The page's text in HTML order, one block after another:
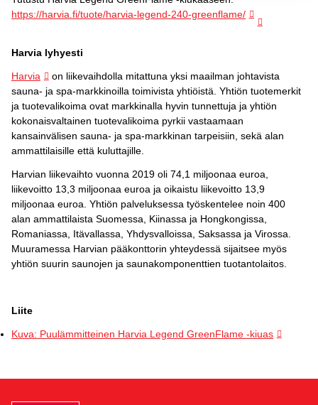
https://harvia.fi/tuote/harvia-legend-240-greenflame/
Harvia lyhyesti
Harvia
on liikevaihdolla mitattuna yksi maailman johtavista
sauna- ja spa-markkinoilla toimivista yhtiöistä. Yhtiön tuotemerkit
ja tuotevalikoima ovat markkinalla hyvin tunnettuja ja yhtiön
kokonaisvaltainen tuotevalikoima pyrkii vastaamaan
kansainvälisen sauna- ja spa-markkinan tarpeisiin, sekä alan
ammattilaisille että kuluttajille.
Harvian liikevaihto vuonna 2019 oli 74,1 miljoonaa euroa,
liikevoitto 13,3 miljoonaa euroa ja oikaistu liikevoitto 13,9
miljoonaa euroa. Yhtiön palveluksessa työskentelee noin 400
alan ammattilaista Suomessa, Kiinassa ja Hongkongissa,
Romaniassa, Itävallassa, Yhdysvalloissa, Saksassa ja Virossa.
Muuramessa Harvian pääkonttorin yhteydessä sijaitsee myös
yhtiön suurin saunojen ja saunakomponenttien tuotantolaitos.
Liite
Kuva: Puulämmitteinen Harvia Legend GreenFlame -kiuas